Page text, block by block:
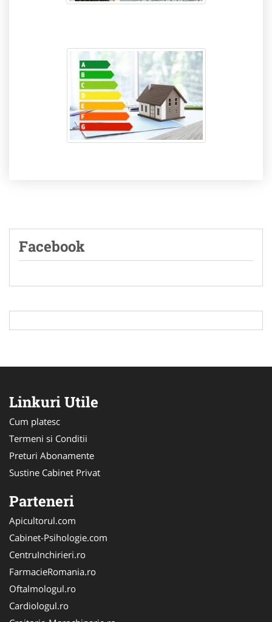
Facebook
Linkuri Utile
Cum platesc
Termeni si Conditii
Preturi Abonamente
Sustine Cabinet Privat
Parteneri
Apicultorul.com
Cabinet-Psihologie.com
CentruInchirieri.ro
FarmacieRomania.ro
Oftalmologul.ro
Cardiologul.ro